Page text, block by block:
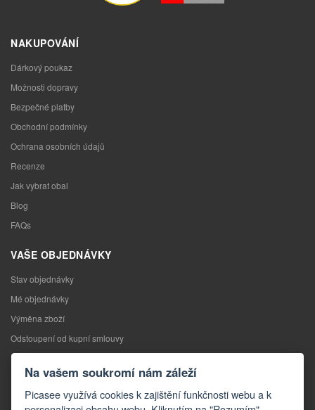
NAKUPOVÁNÍ
Dárkový poukaz
Možnosti dopravy
Bezpečné platby
Obchodní podmínky
Ochrana osobních údajů
Recenze
Jak vybrat obal
Blog
FAQs
VAŠE OBJEDNÁVKY
Stav objednávky
Mé objednávky
Výměna zboží
Odstoupení od kupní smlouvy
Reklamace
Na vašem soukromí nám záleží
Picasee využívá cookies k zajištění funkčnosti webu a k